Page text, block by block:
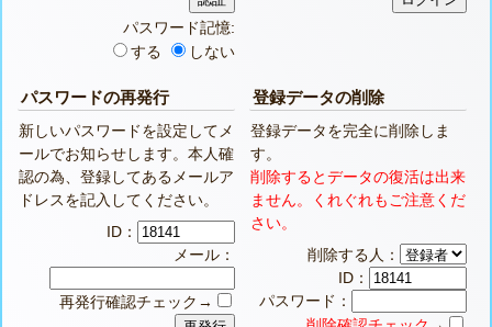
パスワード記憶:
する
しない
パスワードの再発行
新しいパスワードを設定してメ
ールでお知らせします。本人確
認の為、登録してあるメールア
ドレスを記入してください。
ID：
メール：
再発行確認チェック→
登録データの削除
登録データを完全に削除しま
す。
削除するとデータの復活は出来
ません。くれぐれもご注意くだ
さい。
削除する人：
ID：
パスワード：